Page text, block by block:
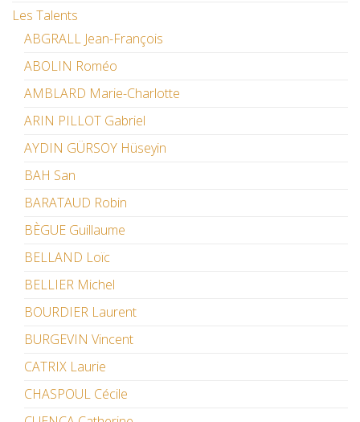
Les Talents
ABGRALL Jean-François
ABOLIN Roméo
AMBLARD Marie-Charlotte
ARIN PILLOT Gabriel
AYDIN GÜRSOY Hüseyin
BAH San
BARATAUD Robin
BÈGUE Guillaume
BELLAND Loïc
BELLIER Michel
BOURDIER Laurent
BURGEVIN Vincent
CATRIX Laurie
CHASPOUL Cécile